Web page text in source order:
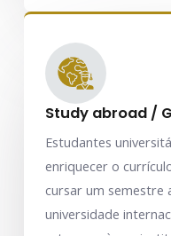
Study abroad /
Estudantes
enriquecer o
cursar um semestre
universidade